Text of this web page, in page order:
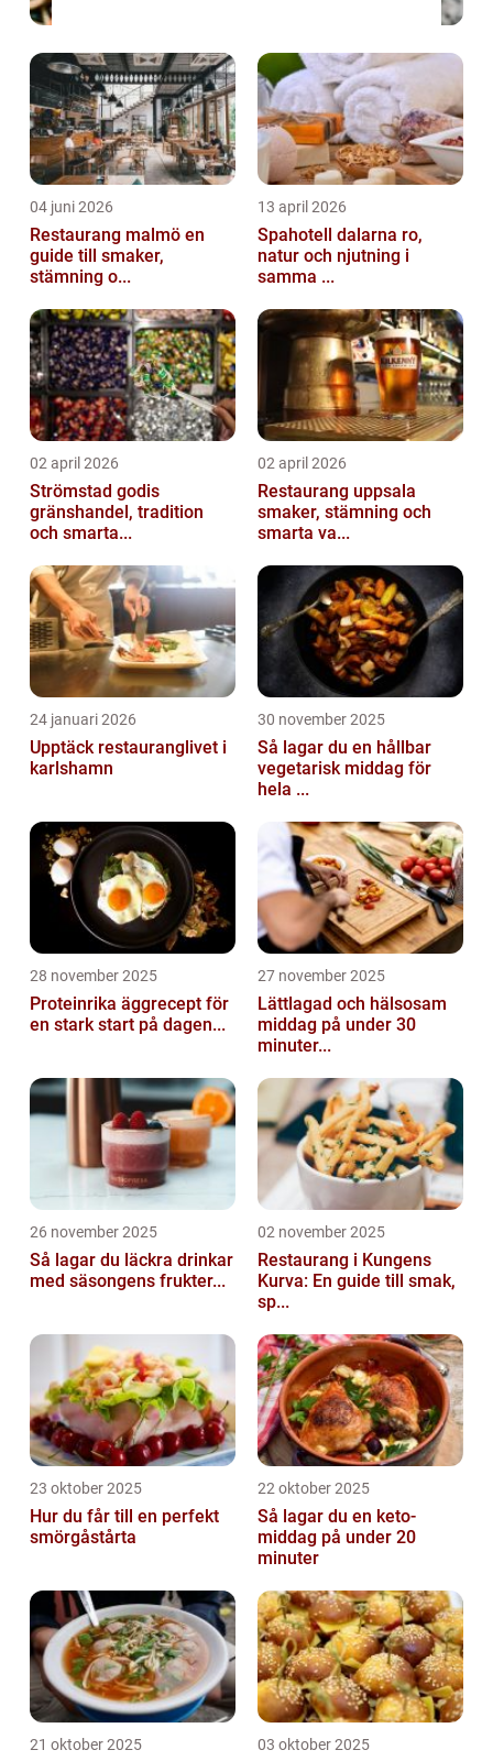
04 juni 2026
Restaurang malmö en
guide till smaker,
stämning o...
13 april 2026
Spahotell dalarna ro,
natur och njutning i
samma ...
02 april 2026
Strömstad godis
gränshandel, tradition
och smarta...
02 april 2026
Restaurang uppsala
smaker, stämning och
smarta va...
24 januari 2026
Upptäck restauranglivet i
karlshamn
30 november 2025
Så lagar du en hållbar
vegetarisk middag för
hela ...
28 november 2025
Proteinrika äggrecept för
en stark start på dagen...
27 november 2025
Lättlagad och hälsosam
middag på under 30
minuter...
26 november 2025
Så lagar du läckra drinkar
med säsongens frukter...
02 november 2025
Restaurang i Kungens
Kurva: En guide till smak,
sp...
23 oktober 2025
Hur du får till en perfekt
smörgåstårta
22 oktober 2025
Så lagar du en keto-
middag på under 20
minuter
21 oktober 2025 03 oktober 2025